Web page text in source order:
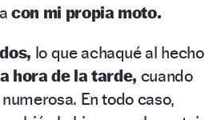
con mi propia moto.
lo que achaqué al hecho
hora de la tarde, cuando
En todo caso,